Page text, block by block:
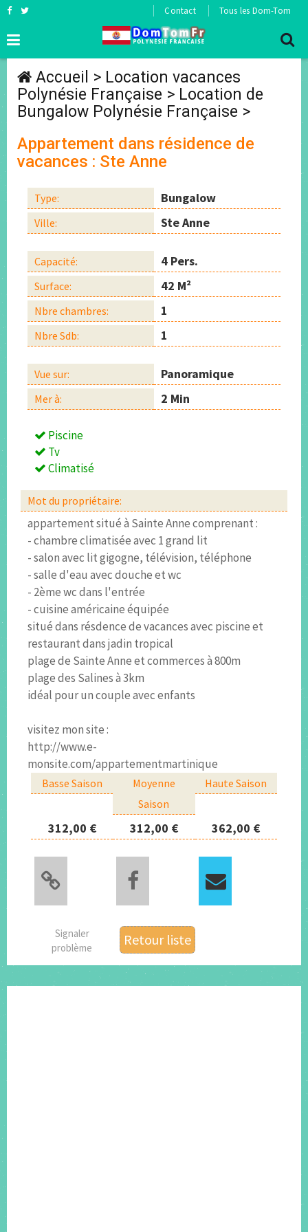
Contact Tous les Dom-Tom
Accueil > Location vacances
Polynésie Française > Location de
Bungalow Polynésie Française >
Appartement dans résidence de
vacances : Ste Anne
Type: Bungalow
Ville: Ste Anne
Capacité: 4 Pers.
Surface: 42 M²
Nbre chambres: 1
Nbre Sdb: 1
Vue sur: Panoramique
Mer à: 2 Min
Piscine
Tv
Climatisé
Mot du propriétaire:
appartement situé à Sainte Anne comprenant :
- chambre climatisée avec 1 grand lit
- salon avec lit gigogne, télévision, téléphone
- salle d'eau avec douche et wc
- 2ème wc dans l'entrée
- cuisine américaine équipée
situé dans résdence de vacances avec piscine et
restaurant dans jadin tropical
plage de Sainte Anne et commerces à 800m
plage des Salines à 3km
idéal pour un couple avec enfants
visitez mon site :
http://www.e-
monsite.com/appartementmartinique
Basse Saison
Moyenne
Saison
Haute Saison
312,00 € 312,00 € 362,00 €
Signaler
problème
Retour liste